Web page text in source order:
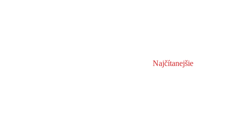
Najčítanejšie